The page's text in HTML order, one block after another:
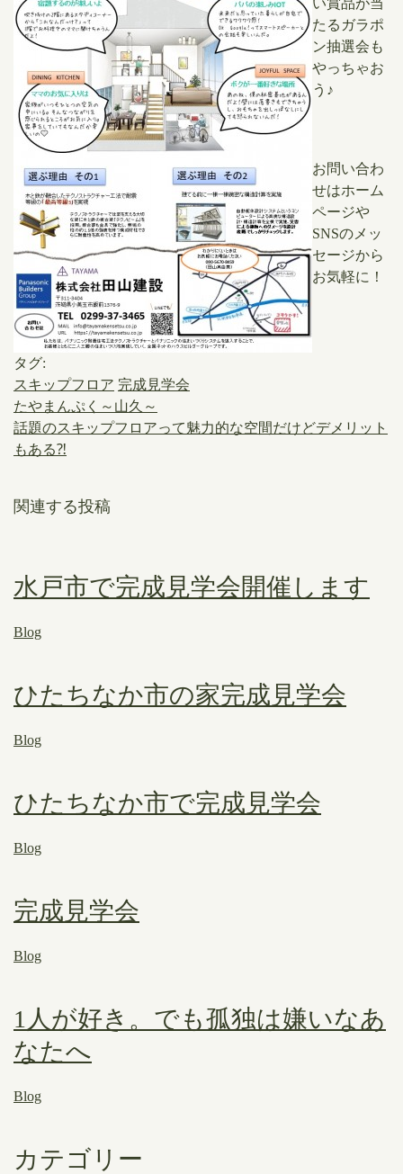
たるガラポ
ン抽選会も
やっちゃお
う♪
お問い合わ
せはホーム
ページや
SNSのメッ
セージから
お気軽に！
タグ:
スキップフロア 完成見学会
たやまんぷく～山久～
話題のスキップフロアって魅力的な空間だけどデメリット
もある⁈
関連する投稿
水戸市で完成見学会開催します
Blog
ひたちなか市の家完成見学会
Blog
ひたちなか市で完成見学会
Blog
完成見学会
Blog
1人が好き。でも孤独は嫌いなあ
なたへ
Blog
カテゴリー